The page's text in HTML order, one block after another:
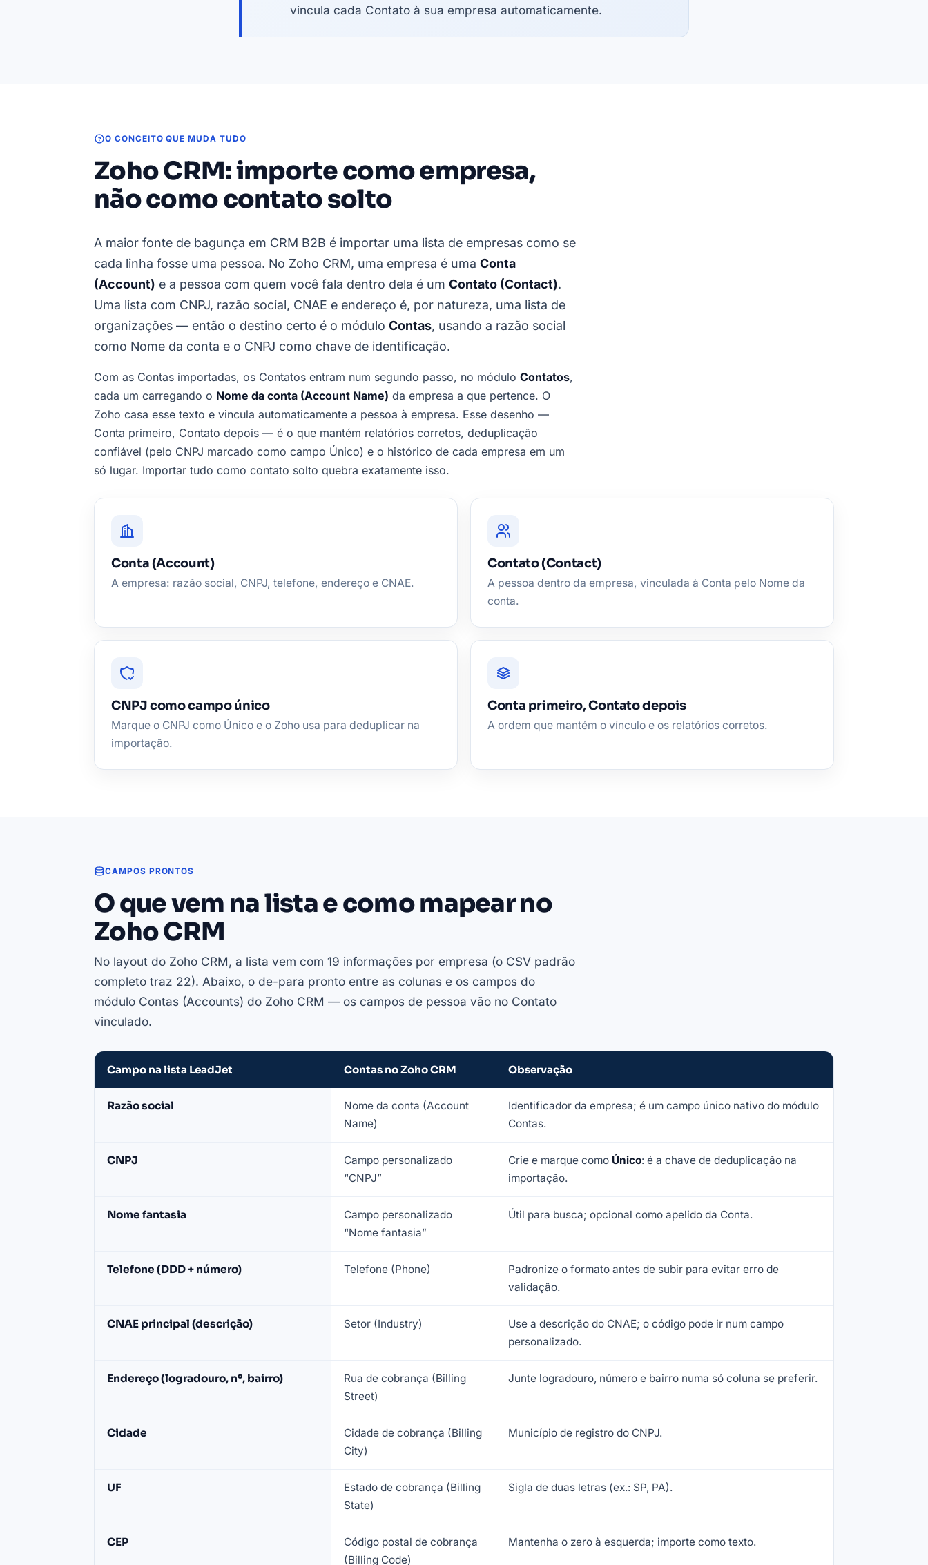
vincula cada Contato à sua empresa automaticamente.
O CONCEITO QUE MUDA TUDO
Zoho CRM: importe como empresa,
não como contato solto
A maior fonte de bagunça em CRM B2B é importar uma lista de empresas como se
cada linha fosse uma pessoa. No Zoho CRM, uma empresa é uma Conta
(Account) e a pessoa com quem você fala dentro dela é um Contato (Contact).
Uma lista com CNPJ, razão social, CNAE e endereço é, por natureza, uma lista de
organizações — então o destino certo é o módulo Contas, usando a razão social
como Nome da conta e o CNPJ como chave de identificação.
Com as Contas importadas, os Contatos entram num segundo passo, no módulo Contatos,
cada um carregando o Nome da conta (Account Name) da empresa a que pertence. O
Zoho casa esse texto e vincula automaticamente a pessoa à empresa. Esse desenho —
Conta primeiro, Contato depois — é o que mantém relatórios corretos, deduplicação
confiável (pelo CNPJ marcado como campo Único) e o histórico de cada empresa em um
só lugar. Importar tudo como contato solto quebra exatamente isso.
Conta (Account)
A empresa: razão social, CNPJ, telefone, endereço e CNAE.
Contato (Contact)
A pessoa dentro da empresa, vinculada à Conta pelo Nome da
conta.
CNPJ como campo único
Marque o CNPJ como Único e o Zoho usa para deduplicar na
importação.
Conta primeiro, Contato depois
A ordem que mantém o vínculo e os relatórios corretos.
CAMPOS PRONTOS
O que vem na lista e como mapear no
Zoho CRM
No layout do Zoho CRM, a lista vem com 19 informações por empresa (o CSV padrão
completo traz 22). Abaixo, o de-para pronto entre as colunas e os campos do
módulo Contas (Accounts) do Zoho CRM — os campos de pessoa vão no Contato
vinculado.
LeadJet
CRM
Campo na lista LeadJet Contas no Zoho CRM Observação
Razão social
Nome da conta (Account
Name)
Identificador da empresa; é um campo único nativo do módulo
Contas.
CNPJ
Campo personalizado
“CNPJ”
Crie e marque como Único: é a chave de deduplicação na
importação.
Nome fantasia
Campo personalizado
“Nome fantasia”
Útil para busca; opcional como apelido da Conta.
Telefone (DDD + número) Telefone (Phone)
Padronize o formato antes de subir para evitar erro de
validação.
CNAE principal (descrição) Setor (Industry)
Use a descrição do CNAE; o código pode ir num campo
personalizado.
Endereço (logradouro, nº, bairro)
Rua de cobrança (Billing
Street)
Junte logradouro, número e bairro numa só coluna se preferir.
Cidade
Cidade de cobrança (Billing
City)
Município de registro do CNPJ.
UF
Estado de cobrança (Billing
State)
Sigla de duas letras (ex.: SP, PA).
CEP
Código postal de cobrança
(Billing Code)
Mantenha o zero à esquerda; importe como texto.